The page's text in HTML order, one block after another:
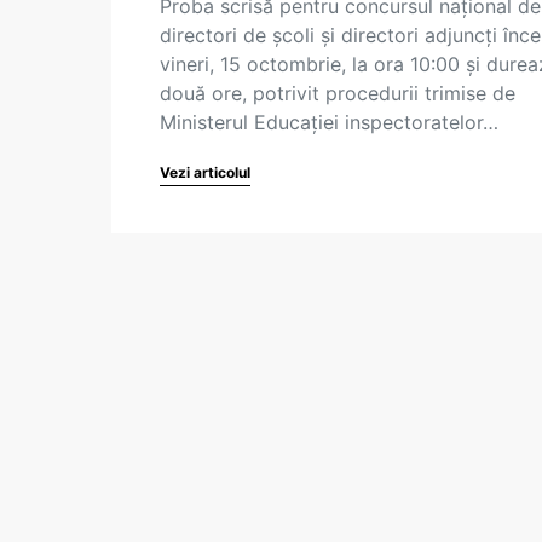
Proba scrisă pentru concursul național de
directori de școli și directori adjuncți
vineri, 15 octombrie, la ora 10:00 și
două ore, potrivit procedurii trimise de
Ministerul Educației inspectoratelor…
Vezi articolul